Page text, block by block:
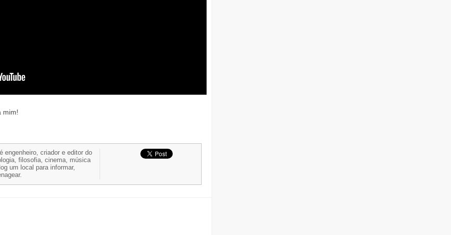
mim!
engenheiro, criador e editor do
filosofia, cinema, música
um local para informar,